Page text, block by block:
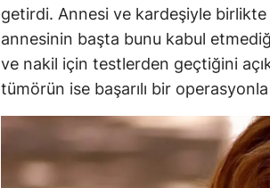
Tekirdağ
Tokat
Trabzon
Tunceli
getirdi. Annesi ve kardeşiyle
annesinin başta bunu kabul
ve nakil için testlerden geçtiğini
tümörün ise başarılı bir operasyonla